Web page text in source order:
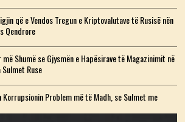
që e Vendos Tregun e Kriptovalutave të Rusisë nën
Qendrore
Shumë se Gjysmën e Hapësirave të Magazinimit në
Sulmet Ruse
Problem më të Madh, se Sulmet me